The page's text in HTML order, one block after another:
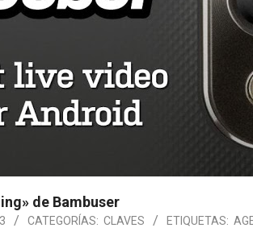
de Bambuser
CATEGORÍAS: CLAVES ETIQUETAS: